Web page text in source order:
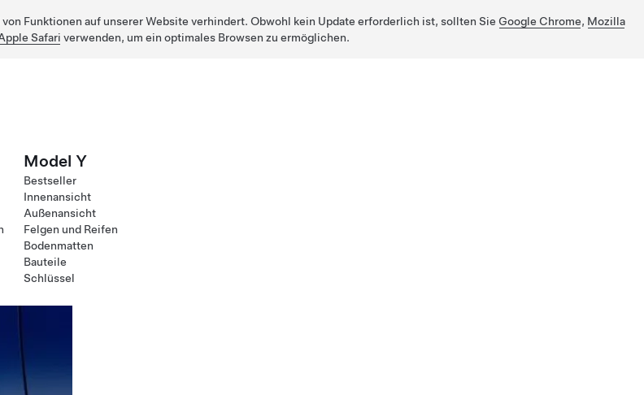
Funktionen auf unserer Website verhindert. Obwohl kein Update erforderlich ist, sollten Sie Google Chrome, Mozilla
Safari verwenden, um ein optimales Browsen zu ermöglichen.
Model Y
Bestseller
Innenansicht
Außenansicht
Felgen und Reifen
Bodenmatten
Bauteile
Schlüssel